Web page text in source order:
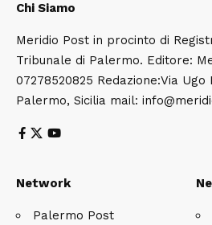
Chi Siamo
Meridio Post in procinto di
Tribunale di Palermo. Editore:
07278520825 Redazione:Via Ugo
Palermo, Sicilia mail:
Network
Palermo Post